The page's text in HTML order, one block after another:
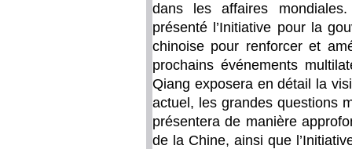
dans les affaires
présenté l’Initiative pour la
chinoise pour renforcer et
prochains événements
Qiang exposera en détail la
actuel, les grandes questions
présentera de manière
de la Chine, ainsi que